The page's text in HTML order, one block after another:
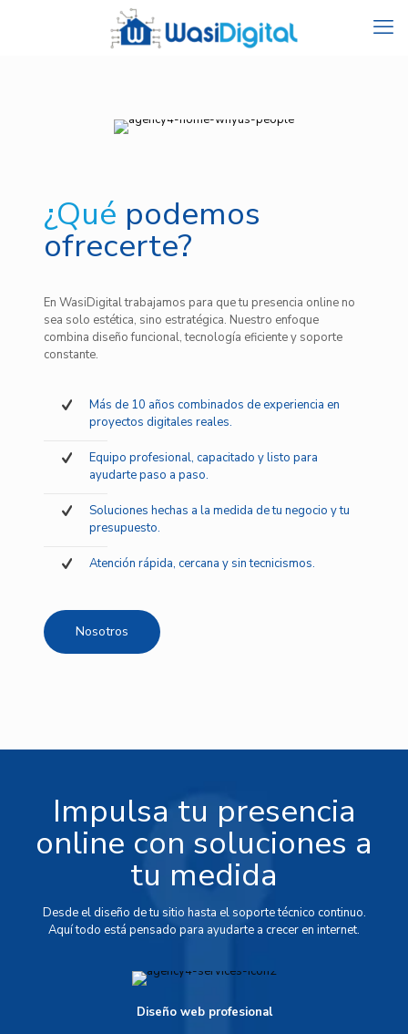
¿Qué podemos
ofrecerte?
En WasiDigital trabajamos para que tu presencia online no
sea solo estética, sino estratégica. Nuestro enfoque
combina diseño funcional, tecnología eficiente y soporte
constante.
Más de 10 años combinados de experiencia en
proyectos digitales reales.
Equipo profesional, capacitado y listo para
ayudarte paso a paso.
Soluciones hechas a la medida de tu negocio y tu
presupuesto.
Atención rápida, cercana y sin tecnicismos.
Nosotros
Impulsa tu presencia
online con soluciones a
tu medida
Desde el diseño de tu sitio hasta el soporte técnico continuo.
Aquí todo está pensado para ayudarte a crecer en internet.
Diseño web profesional